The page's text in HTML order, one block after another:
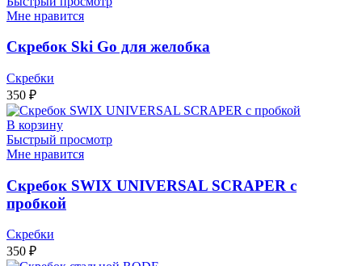
Мне нравится
Скребок Ski Go для желобка
Скребки
350 ₽
В корзину
Быстрый просмотр
Мне нравится
Скребок SWIX UNIVERSAL SCRAPER с
пробкой
Скребки
350 ₽